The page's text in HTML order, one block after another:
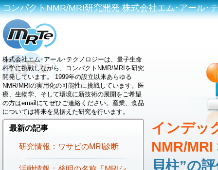
コンパクトNMR/MRI研究開発 株式会社エム･アール･
株式会社エム･アール･テクノロジーは、量子生命
科学に挑戦しながら、コンパクトNMR/MRIを研究
開発しています。 1999年の設立以来あらゆる
NMR/MRIの実用化の可能性に挑戦しています。医
療、生物学、そして環境に新技術の展開をご希望
の方はemailにてぜひご連絡ください。産業、食品
については将来を見据えた研究を行います。
最新の記事
研究情報：ワサビのMRI診断
インデッ
NMR/MRI
貝柱”の